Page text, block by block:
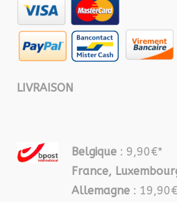
LIVRAISON
Belgique : 9,90€*
France,
Allemagne :